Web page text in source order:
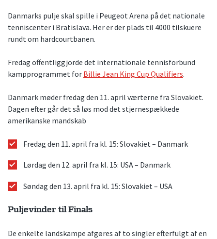
Danmarks pulje skal spille i Peugeot Arena på det nationale
tenniscenter i Bratislava. Her er der plads til 4000 tilskuere
rundt om hardcourtbanen.
Fredag offentliggjorde det internationale tennisforbund
kampprogrammet for Billie Jean King Cup Qualifiers.
Danmark møder fredag den 11. april værterne fra Slovakiet.
Dagen efter går det så løs mod det stjernespækkede
amerikanske mandskab
Fredag den 11. april fra kl. 15: Slovakiet – Danmark
Lørdag den 12. april fra kl. 15: USA – Danmark
Søndag den 13. april fra kl. 15: Slovakiet – USA
Puljevinder til Finals
De enkelte landskampe afgøres af to singler efterfulgt af en